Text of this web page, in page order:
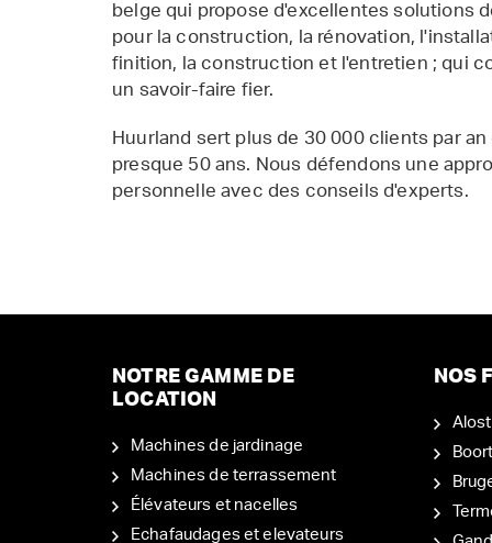
belge qui propose d'excellentes solutions
pour la construction, la rénovation,
finition, la construction et l'entretien ; qui
un savoir-faire fier.
Huurland sert plus de 30 000 clients par an
presque 50 ans. Nous défendons une
personnelle avec des conseils d'experts.
NOTRE GAMME DE
LOCATION
Machines de jardinage
Machines de terrassement
Élévateurs et nacelles
Echafaudages et elevateurs
NOS
Alost